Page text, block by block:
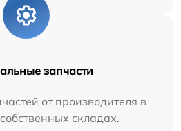
запчасти
от производителя в
складах.